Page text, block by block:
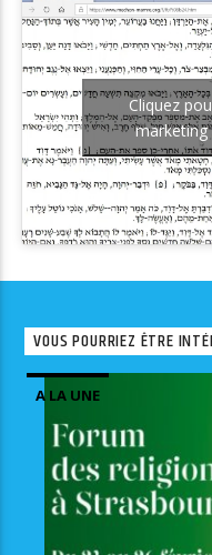
Cliquez
marketing
VOUS POURRIEZ ÊTRE
A LA UNE